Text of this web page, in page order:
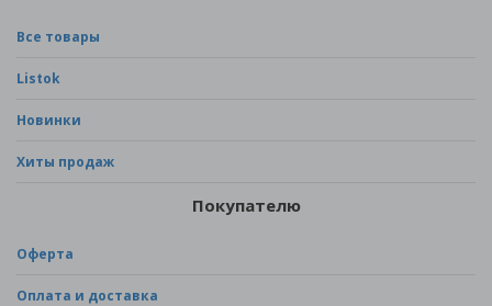
Все товары
Listok
Новинки
Хиты продаж
Покупателю
Оферта
Оплата и доставка